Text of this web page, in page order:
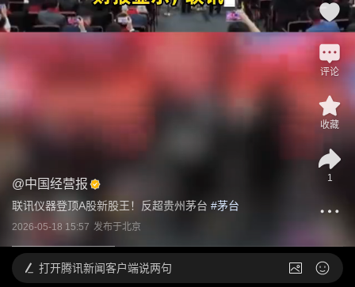
@中国经营报
联讯仪器登顶A股新股王！反超贵州茅台 #茅台
2026-05-18 15:57 发布于北京
评论
收藏
1
打开腾讯新闻客户端说两句